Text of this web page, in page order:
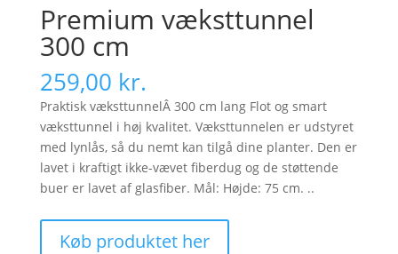
Premium væksttunnel
300 cm
259,00 kr.
Praktisk væksttunnelÂ 300 cm lang Flot og smart
væksttunnel i høj kvalitet. Væksttunnelen er udstyret
med lynlås, så du nemt kan tilgå dine planter. Den er
lavet i kraftigt ikke-vævet fiberdug og de støttende
buer er lavet af glasfiber. Mål: Højde: 75 cm. ..
Køb produktet her